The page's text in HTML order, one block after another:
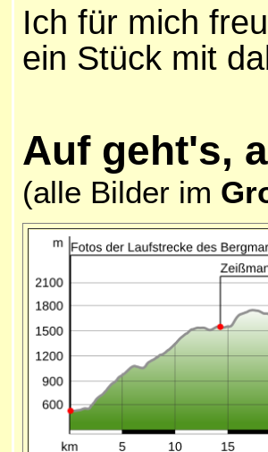
Ich für mich
ein Stück mit
Auf geht's,
(alle Bilder im